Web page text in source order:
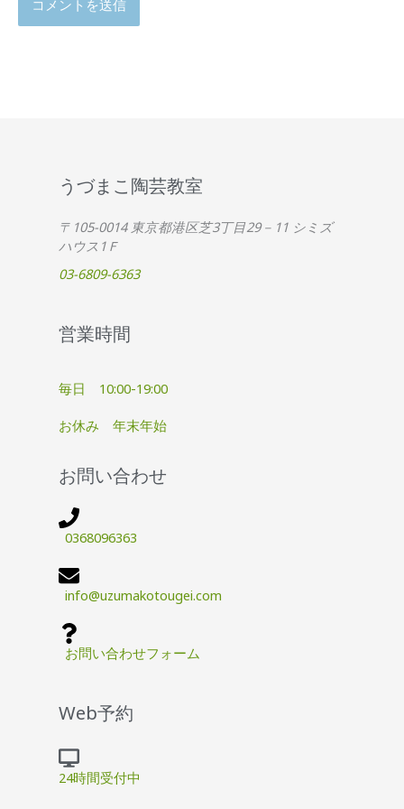
うづまこ陶芸教室
〒105-0014 東京都港区芝3丁目29－11 シミズ
ハウス1Ｆ
03-6809-6363
営業時間
毎日 10:00-19:00
お休み 年末年始
お問い合わせ
0368096363
info@uzumakotougei.com
お問い合わせフォーム
Web予約
24時間受付中